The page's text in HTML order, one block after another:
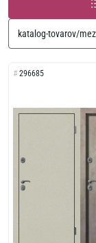
296685